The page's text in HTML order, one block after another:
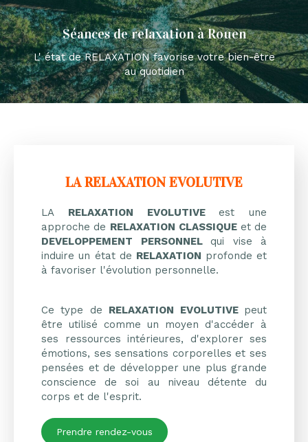
Séances de relaxation à Rouen
L' état de RELAXATION favorise votre bien-être
au quotidien
LA RELAXATION EVOLUTIVE
LA RELAXATION EVOLUTIVEest une
approche de RELAXATION CLASSIQUE et de
DEVELOPPEMENT PERSONNEL qui vise à
induire un état de RELAXATION profonde et
à favoriser l'évolution personnelle.
Ce type de RELAXATION EVOLUTIVE peut
être utilisé comme un moyen d'accéder à
ses ressources intérieures, d'explorer ses
émotions, ses sensations corporelles et ses
pensées et de développer une plus grande
conscience de soi au niveau détente du
corps et de l'esprit.
Prendre rendez-vous